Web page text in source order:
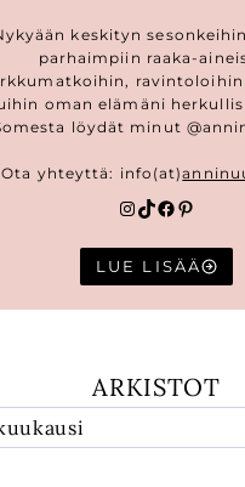
keskityn
parhaimpiin raaka-
ravintoloihin
oman elämäni
löydät minut
Ota yhteyttä: info(at)
Instagram
TikTok
Facebook
LUE LISÄÄ
ARKISTOT